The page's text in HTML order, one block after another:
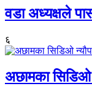
वडा अध्यक्षले
६
अछामका सिडिओ